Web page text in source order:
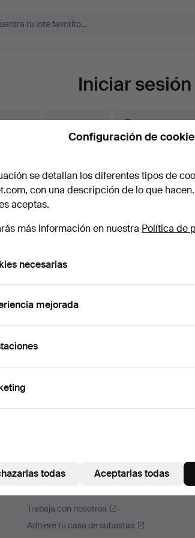
Iniciar sesión
Auctionet
Trabaja con nosotros
Adhiere tu casa de subastas
Configuración de
se detallan los diferentes tipos de
con una descripción de lo que
aceptas.
más información en nuestra Política de
necesarias
mejorada
todas Aceptarlas todas